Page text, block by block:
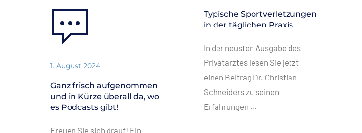
1. August 2024
Ganz frisch aufgenommen
und in Kürze überall da, wo
es Podcasts gibt!
Freuen Sie sich drauf! Ein
Typische Sportverletzungen
in der täglichen Praxis
In der neusten Ausgabe des
Privatarztes lesen Sie jetzt
einen Beitrag Dr. Christian
Schneiders zu seinen
Erfahrungen …